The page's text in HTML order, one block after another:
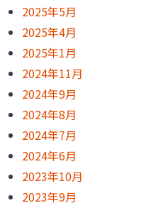
2025年5月
2025年4月
2025年1月
2024年11月
2024年9月
2024年8月
2024年7月
2024年6月
2023年10月
2023年9月